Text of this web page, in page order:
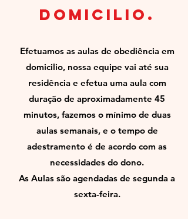
Domicilio.
Efetuamos as aulas de obediência em
domicilio, nossa equipe vai até sua
residência e efetua uma aula com
duração de aproximadamente 45
minutos, fazemos o mínimo de duas
aulas semanais, e o tempo de
adestramento é de acordo com as
necessidades do dono.
As Aulas são agendadas de segunda a
sexta-feira.